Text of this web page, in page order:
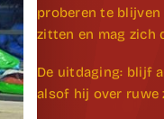
proberen te
zitten en mag zich
De uitdaging: blijf
alsof hij over ruwe